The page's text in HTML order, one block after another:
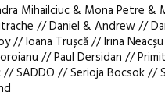
Mihailciuc & Mona Petre &
// Daniel & Andrew //
// Ioana Trușcă // Irina
// Paul Dersidan //
SADDO // Serioja Bocsok //